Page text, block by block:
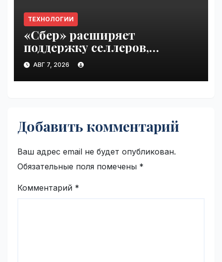
ТЕХНОЛОГИИ
«Сбер» расширяет
поддержку селлеров,
пострадавших от
инцидентов на складах
Wildberries | VseTime.ru
АВГ 7, 2026
Добавить комментарий
Ваш адрес email не будет опубликован.
Обязательные поля помечены *
Комментарий *